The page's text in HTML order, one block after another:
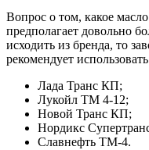
Вопрос о том, какое
предполагает довольно
исходить из бренда, то
рекомендует
Лада Транс КП;
Лукойл ТМ 4-12;
Новой Транс КП;
Нордикс
Славнефть ТМ-4.